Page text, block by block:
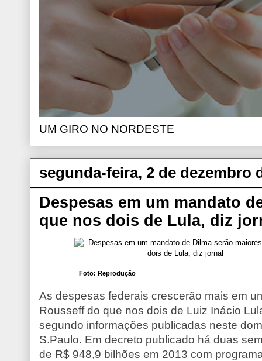
UM GIRO NO NORDESTE
segunda-feira, 2 de dezembro
Despesas em um mandato
que nos dois de Lula, diz
Foto: Reprodução
As despesas federais crescerão mais em
Rousseff do que nos dois de Luiz Inácio
segundo informações publicadas neste
S.Paulo. Em decreto publicado há duas
de R$ 948,9 bilhões em 2013 com